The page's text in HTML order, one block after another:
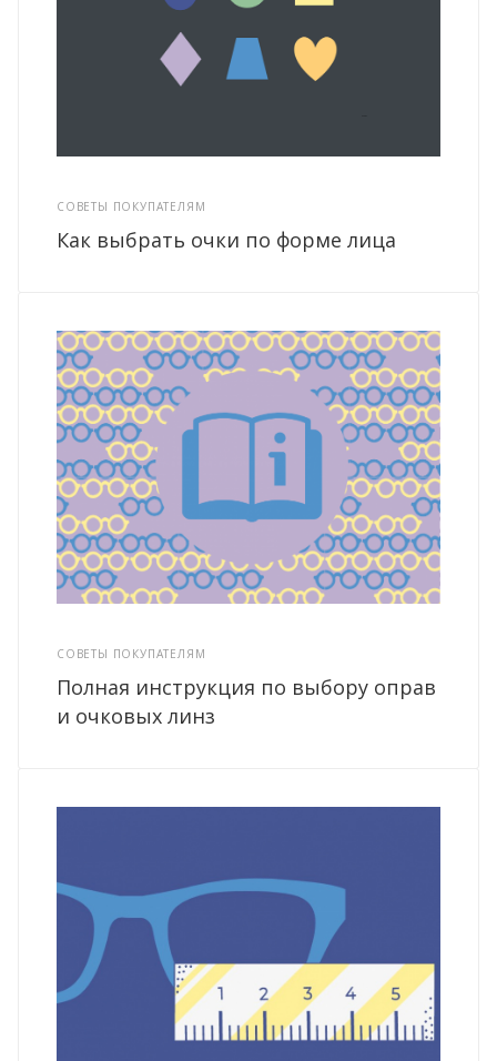
СОВЕТЫ ПОКУПАТЕЛЯМ
Как выбрать очки по форме лица
СОВЕТЫ ПОКУПАТЕЛЯМ
Полная инструкция по выбору оправ
и очковых линз